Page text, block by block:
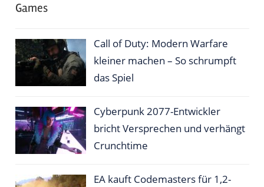
Games
Call of Duty: Modern Warfare
kleiner machen – So schrumpft
das Spiel
Cyberpunk 2077-Entwickler
bricht Versprechen und verhängt
Crunchtime
EA kauft Codemasters für 1,2-